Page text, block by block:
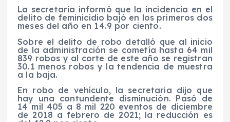
La secretaria informó que la incidencia en el
delito de feminicidio bajó en los primeros dos
meses del año en 14.9 por ciento.
Sobre el delito de robo detalló que al inicio
de la administración se cometía hasta 64 mil
839 robos y al corte de este año se registran
30.1 menos robos y la tendencia de muestra
a la baja.
En robo de vehículo, la secretaria dijo que
hay una contundente disminución. Pasó de
14 mil 405 a 8 mil 220 eventos de diciembre
de 2018 a febrero de 2021; la reducción es